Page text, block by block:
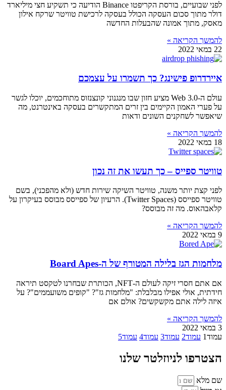
לפני שבועיים, בורסת הקריפטו Binance הודיעה כי תשקיע חצי מיליארד
דולר מתוך סכום העסקה הכולל בעסקה לרכישת טוויטר שרקח אילון
מאסק, מתוך אמונה שהבעלות החדשה
להמשך הקריאה »
22 במאי 2022
איירדרופ פישינג? כך תשמרו על עצמכם
עולם ה-Web 3.0 מציע חזון שבו מנגנוני קונצנזוס מתוחכמים, יוכלו לגשר
על פערי האמון הקיימים בין זרים המתקשרים בעסקה באינטרנט, מה
שיאפשר לשחקנים השונים ודאות
להמשך הקריאה »
18 במאי 2022
טוויטר ספייס – כך תעשו את זה נכון
לפני קצת יותר משנה, טוויטר השיקה שירות חדש (ולא מהפכני), בשם
טוויטר ספייסס (Twitter Spaces). הרעיון של ספייסס מבוסס בעיקרון על
קלאבהאוס. מה זה מבוסס?
להמשך הקריאה »
9 במאי 2022
מלחמות הגז בלילה המטורף של ה-Board Apes
אם אתם חסרי זיקה לעולם ה-NFT, הכותרת שבחרנו לטקסט תיראה
חידתית, אולי אפילו מבלבלת: "מלחמות גז"? "קופים משועממים"? על
איזה לילה אתם מקשקשים? אולם אם
להמשך הקריאה »
3 במאי 2022
עמוד1 עמוד2 עמוד3 עמוד4 עמוד5
הצטרפו לניוזלטר שלנו
שם מלא